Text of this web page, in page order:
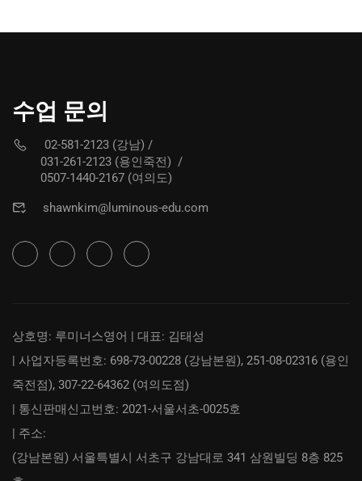
수업 문의
02-581-2123 (강남) /
031-261-2123 (용인죽전) /
0507-1440-2167 (여의도)
shawnkim@luminous-edu.com
상호명: 루미너스영어 | 대표: 김태성
| 사업자등록번호: 698-73-00228 (강남본원), 251-08-02316 (용인
죽전점), 307-22-64362 (여의도점)
| 통신판매신고번호: 2021-서울서초-0025호
| 주소:
(강남본원) 서울특별시 서초구 강남대로 341 삼원빌딩 8층 825